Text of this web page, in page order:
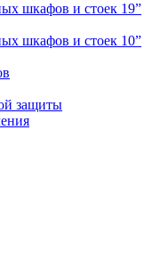
шкафов и стоек 19”
шкафов и стоек 10”
защиты